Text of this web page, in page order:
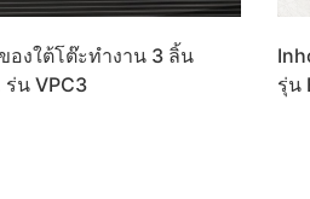
องใต้โต๊ะทำงาน 3 ลิ้น
น VPC3
รุ่น